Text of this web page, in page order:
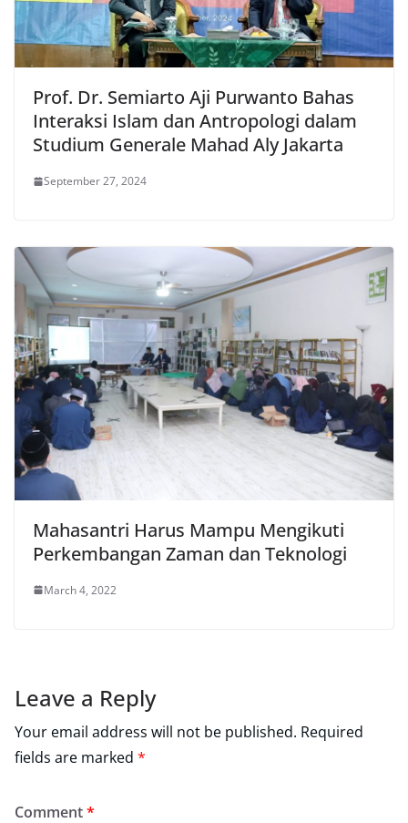
Prof. Dr. Semiarto Aji Purwanto Bahas
Interaksi Islam dan Antropologi dalam
Studium Generale Mahad Aly Jakarta
September 27, 2024
Mahasantri Harus Mampu Mengikuti
Perkembangan Zaman dan Teknologi
March 4, 2022
Leave a Reply
Your email address will not be published. Required
fields are marked *
Comment*